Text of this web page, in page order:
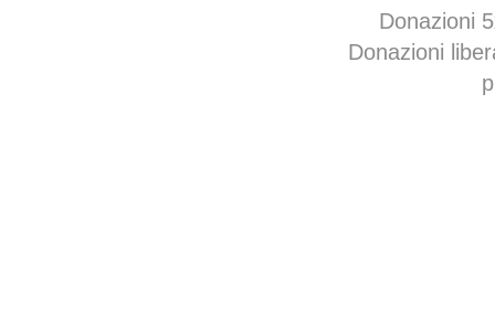
Donazioni
Donazioni